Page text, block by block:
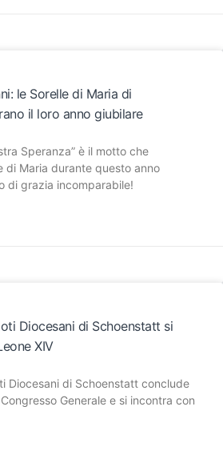
le Sorelle di Maria di
il loro anno giubilare
Speranza” è il motto che
di Maria durante questo anno
di grazia incomparabile!
Diocesani di Schoenstatt si
XIV
Diocesani di Schoenstatt conclude
Generale e si incontra con